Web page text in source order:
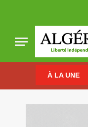
À LA UNE